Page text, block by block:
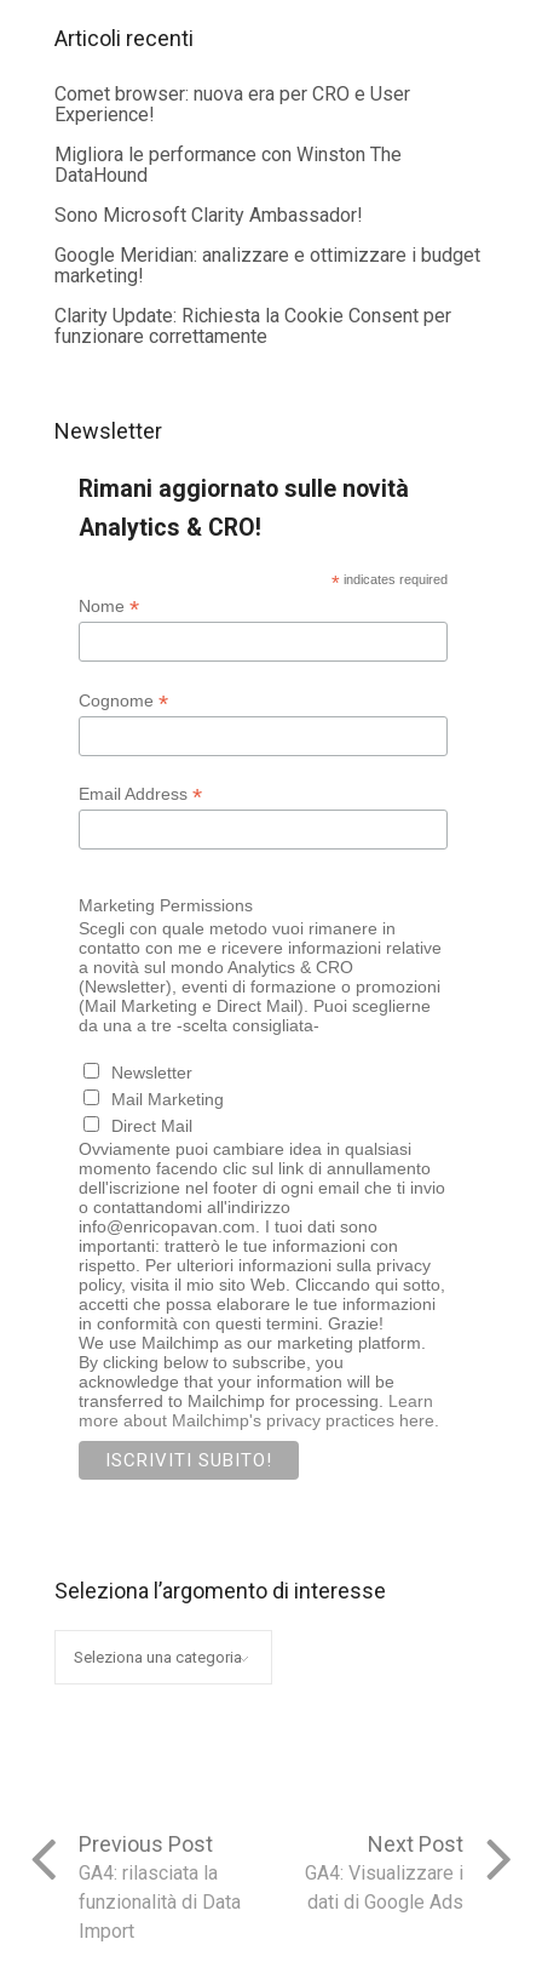
Articoli recenti
Comet browser: nuova era per CRO e User
Experience!
Migliora le performance con Winston The
DataHound
Sono Microsoft Clarity Ambassador!
Google Meridian: analizzare e ottimizzare i budget
marketing!
Clarity Update: Richiesta la Cookie Consent per
funzionare correttamente
Newsletter
Rimani aggiornato sulle novità
Analytics & CRO!
* indicates required
Nome *
Cognome *
Email Address *
Marketing Permissions
Scegli con quale metodo vuoi rimanere in
contatto con me e ricevere informazioni relative
a novità sul mondo Analytics & CRO
(Newsletter), eventi di formazione o promozioni
(Mail Marketing e Direct Mail). Puoi sceglierne
da una a tre -scelta consigliata-
Newsletter
Mail Marketing
Direct Mail
Ovviamente puoi cambiare idea in qualsiasi
momento facendo clic sul link di annullamento
dell'iscrizione nel footer di ogni email che ti invio
o contattandomi all'indirizzo
info@enricopavan.com. I tuoi dati sono
importanti: tratterò le tue informazioni con
rispetto. Per ulteriori informazioni sulla privacy
policy, visita il mio sito Web. Cliccando qui sotto,
accetti che possa elaborare le tue informazioni
in conformità con questi termini. Grazie!
We use Mailchimp as our marketing platform.
By clicking below to subscribe, you
acknowledge that your information will be
transferred to Mailchimp for processing. Learn
more about Mailchimp's privacy practices here.
Seleziona l’argomento di interesse
Previous Post
GA4: rilasciata la
funzionalità di Data
Import
Next Post
GA4: Visualizzare i
dati di Google Ads